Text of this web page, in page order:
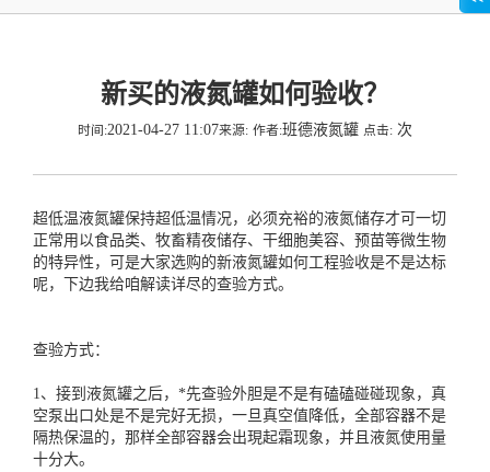
新买的液氮罐如何验收？
时间:2021-04-27 11:07来源: 作者:班德液氮罐 点击: 次
超低温液氮罐保持超低温情况，必须充裕的液氮储存才可一切
正常用以食品类、牧畜精夜储存、干细胞美容、预苗等微生物
的特异性，可是大家选购的新液氮罐如何工程验收是不是达标
呢，下边我给咱解读详尽的查验方式。
查验方式：
1、接到液氮罐之后，*先查验外胆是不是有磕磕碰碰现象，真
空泵出口处是不是完好无损，一旦真空值降低，全部容器不是
隔热保温的，那样全部容器会出現起霜现象，并且液氮使用量
十分大。